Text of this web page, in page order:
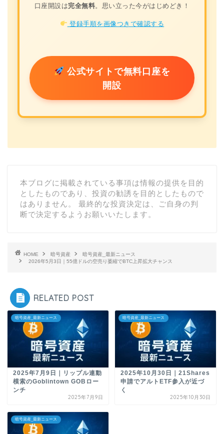
口座開設は完全無料。思い立った今がはじめどき！
登録手順を画像つきで確認する
公式サイトで無料口座を
開設
本ブログに掲載されている事項は情報の提供を目的
としたものであり、投資の勧誘を目的としたもので
はありません。 最終的な投資決定は、ご自身の判
断で決定するようお願いいたします。
HOME 暗号資産
暗号資産_最新ニュース
2026年5月3日｜55億ドルの空売り萎縮でBTC上昇拡大チャンス
RELATED POST
暗号資産_最新ニュース
2025年7月9日｜リップル連動
模索のGoblintown GOBロー
ンチ
2025年7月9日
暗号資産_最新ニュース
2025年10月30日｜21Shares
申請でアルトETF参入が近づ
く
2025年10月30日
暗号資産_最新ニュース